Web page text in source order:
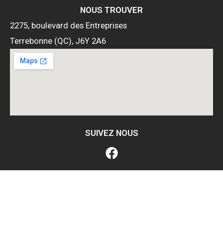
NOUS TROUVER
2275, boulevard des Entreprises
Terrebonne (QC), J6Y 2A6
SUIVEZ NOUS